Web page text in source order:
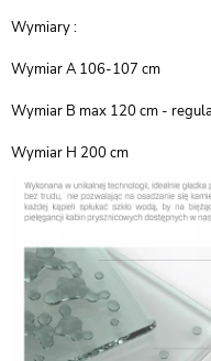
Wymiary :
Wymiar A 106-107 cm
Wymiar B max 120 cm -
Wymiar H 200 cm